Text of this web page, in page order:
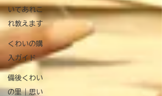
いてあれこ
れ教えます
くわいの購
入ガイド
備後くわい
の里｜思い